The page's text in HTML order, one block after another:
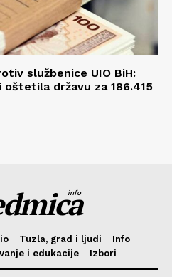
službenice UIO BiH:
državu za 186.415
info
Tuzla, grad i ljudi
Info
i edukacije Izbori